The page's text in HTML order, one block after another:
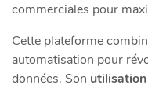
commerciales pour
Cette plateforme
automatisation pour
données. Son utilisation